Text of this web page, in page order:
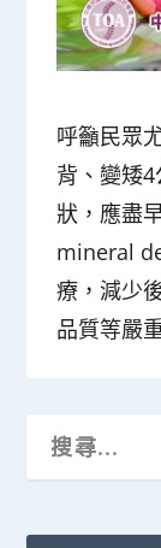
呼籲民眾
背、變矮
狀，應盡
mineral
療，減少
品質等嚴